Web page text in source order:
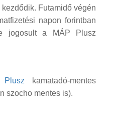
Futamidő végén
napon forintban
jogosult a MÁP Plusz
kamatadó-mentes
szocho mentes is).